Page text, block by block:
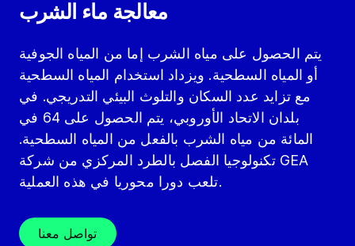
معالجة ماء الشرب
يتم الحصول على مياه الشرب إما من المياه الجوفية
أو المياه السطحية. ويزداد استخدام المياه السطحية
مع تزايد عدد السكان والتلوث البيئي التدريجي. في
بلدان الاتحاد الأوروبي، يتم الحصول على 64 في
المائة من مياه الشرب بالفعل من المياه السطحية.
تكنولوجيا الفصل بالطرد المركزي من شركة GEA
تلعب دورا محوريا في هذه العملية.
تواصل معنا